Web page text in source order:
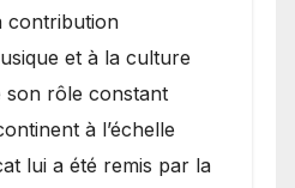
contribution
et à la culture
son rôle constant
à l’échelle
lui a été remis par la